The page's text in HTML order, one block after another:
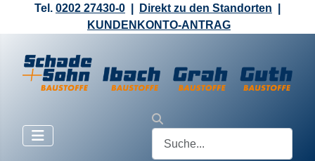
Tel. 0202 27430-0 Direkt zu den Standorten
KUNDENKONTO-ANTRAG